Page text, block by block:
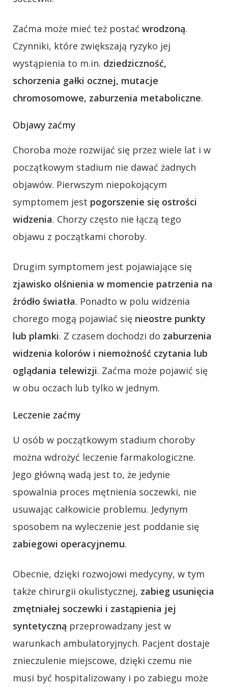
Zaćma może mieć też postać wrodzoną.
Czynniki, które zwiększają ryzyko jej
wystąpienia to m.in. dziedziczność,
schorzenia gałki ocznej, mutacje
chromosomowe, zaburzenia metaboliczne.
Objawy zaćmy
Choroba może rozwijać się przez wiele lat i w
początkowym stadium nie dawać żadnych
objawów. Pierwszym niepokojącym
symptomem jest pogorszenie się ostrości
widzenia. Chorzy często nie łączą tego
objawu z początkami choroby.
Drugim symptomem jest pojawiające się
zjawisko olśnienia w momencie patrzenia na
źródło światła. Ponadto w polu widzenia
chorego mogą pojawiać się nieostre punkty
lub plamki. Z czasem dochodzi do zaburzenia
widzenia kolorów i niemożność czytania lub
oglądania telewizji. Zaćma może pojawić się
w obu oczach lub tylko w jednym.
Leczenie zaćmy
U osób w początkowym stadium choroby
można wdrożyć leczenie farmakologiczne.
Jego główną wadą jest to, że jedynie
spowalnia proces mętnienia soczewki, nie
usuwając całkowicie problemu. Jedynym
sposobem na wyleczenie jest poddanie się
zabiegowi operacyjnemu.
Obecnie, dzięki rozwojowi medycyny, w tym
także chirurgii okulistycznej, zabieg usunięcia
zmętniałej soczewki i zastąpienia jej
syntetyczną przeprowadzany jest w
warunkach ambulatoryjnych. Pacjent dostaje
znieczulenie miejscowe, dzięki czemu nie
musi być hospitalizowany i po zabiegu może